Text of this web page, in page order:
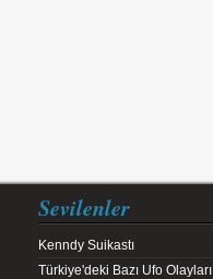
Sevilenler
Kenndy Suikastı
Türkiye'deki Bazı Ufo Olayları